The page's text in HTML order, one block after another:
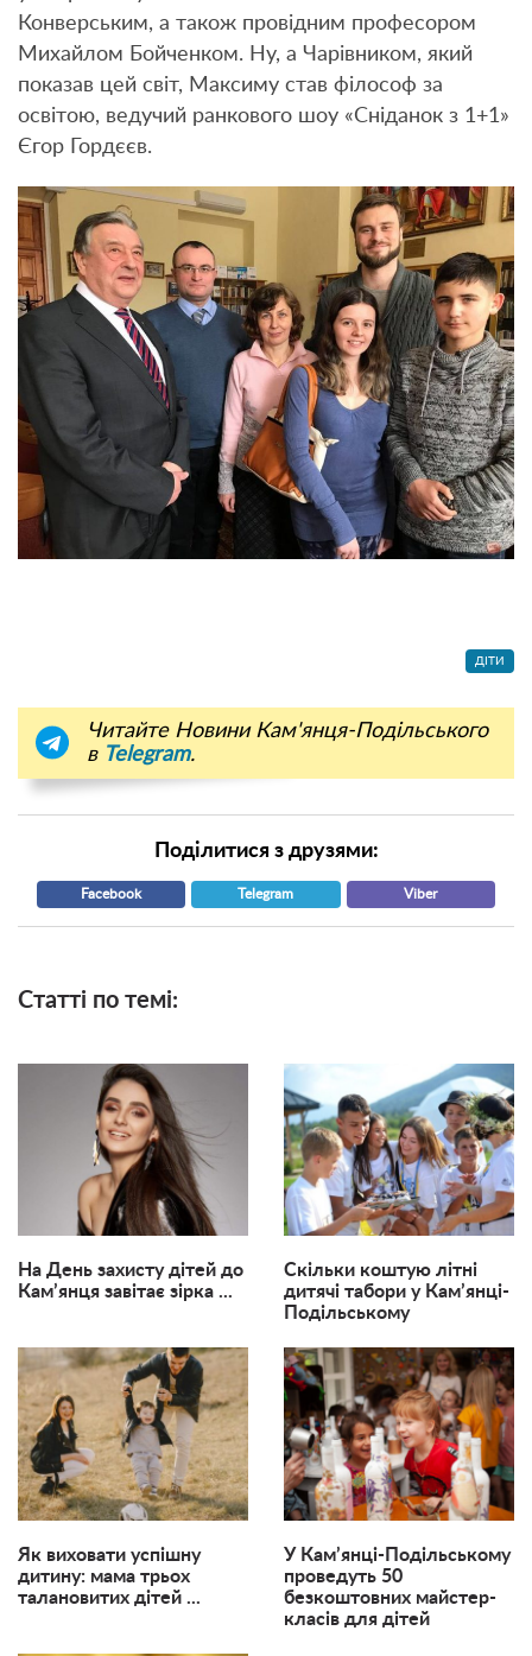
Конверським, а також провідним професором
Михайлом Бойченком. Ну, а Чарівником, який
показав цей світ, Максиму став філософ за
освітою, ведучий ранкового шоу «Сніданок з 1+1»
Єгор Гордєєв.
ДІТИ
Читайте Новини Кам'янця-Подільського
в Telegram.
Поділитися з друзями:
Facebook Telegram Viber
Статті по темі:
На День захисту дітей до
Кам’янця завітає зірка ...
Скільки коштую літні
дитячі табори у Кам’янці-
Подільському
Як виховати успішну
дитину: мама трьох
талановитих дітей ...
У Кам’янці-Подільському
проведуть 50
безкоштовних майстер-
класів для дітей